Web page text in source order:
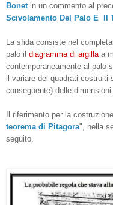
Bonet in un commento al
Scivolamento Del Palo E Il
La sfida consiste nel
palo il diagramma di argilla a
contemporaneamente al palo
il variare dei quadrati costruiti
conseguente) delle
Il riferimento per la
teorema di Pitagora", nella
seguito.